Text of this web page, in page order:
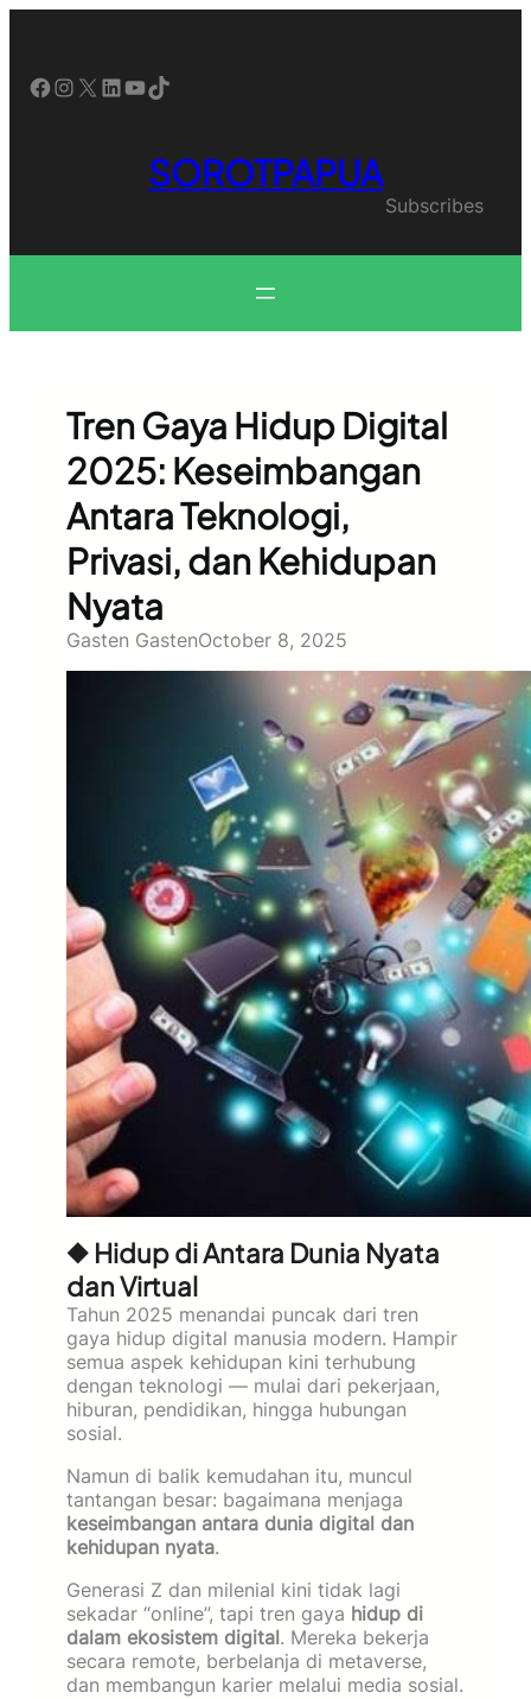
Facebook InstagramX LinkedIn YouTube TikTok
SOROTPAPUA
Subscribes
Tren Gaya Hidup Digital
2025: Keseimbangan
Antara Teknologi,
Privasi, dan Kehidupan
Nyata
Gasten GastenOctober 8, 2025
◆ Hidup di Antara Dunia Nyata
dan Virtual
Tahun 2025 menandai puncak dari tren
gaya hidup digital manusia modern. Hampir
semua aspek kehidupan kini terhubung
dengan teknologi — mulai dari pekerjaan,
hiburan, pendidikan, hingga hubungan
sosial.
Namun di balik kemudahan itu, muncul
tantangan besar: bagaimana menjaga
keseimbangan antara dunia digital dan
kehidupan nyata.
Generasi Z dan milenial kini tidak lagi
sekadar “online”, tapi tren gaya hidup di
dalam ekosistem digital. Mereka bekerja
secara remote, berbelanja di metaverse,
dan membangun karier melalui media sosial.